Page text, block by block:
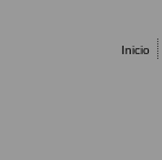
Inicio